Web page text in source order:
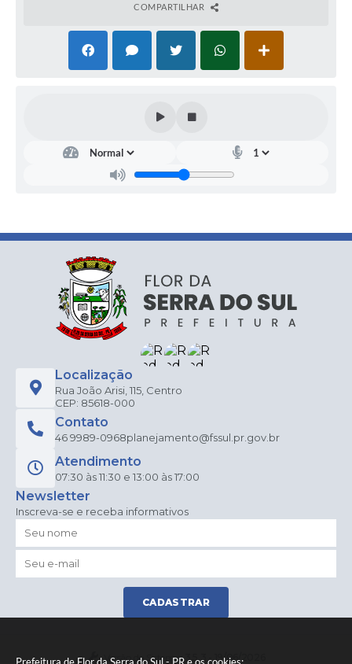
COMPARTILHAR
Localização
Rua João Arisi, 115, Centro
CEP: 85618-000
Contato
46 9989-0968planejamento@fssul.pr.gov.br
Atendimento
07:30 às 11:30 e 13:00 às 17:00
Newsletter
Inscreva-se e receba informativos
CADASTRAR
Versão do Sistema:3.5.3 - 19/06/2026